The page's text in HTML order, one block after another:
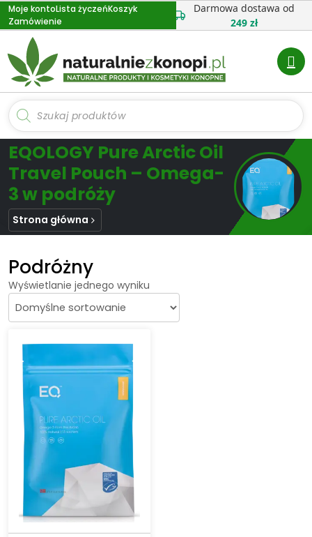
Przejdź
do
treści
Moje kontoLista życzeńKoszyk
Zamówienie
Darmowa dostawa od
249 zł
Wyszukiwarka
produktów
EQOLOGY Pure Arctic Oil
Travel Pouch – Omega-
3 w podróży
Strona główna
Podróżny
Wyświetlanie jednego wyniku